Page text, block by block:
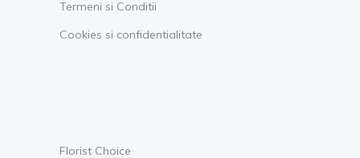
Termeni si Conditii
Cookies si confidentialitate
Florist Choice